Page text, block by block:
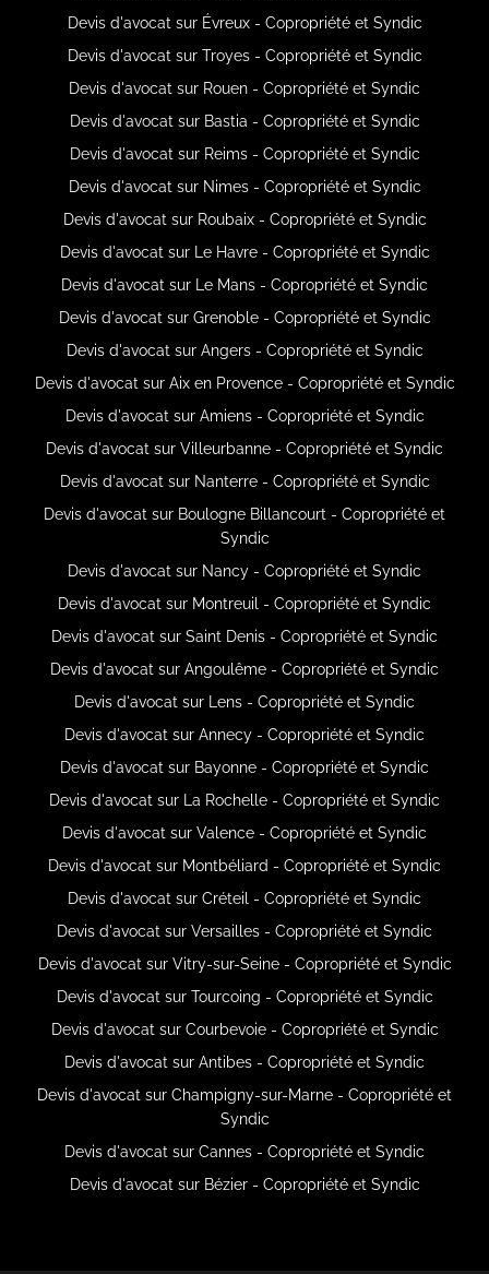
Devis d'avocat sur Évreux - Copropriété et Syndic
Devis d'avocat sur Troyes - Copropriété et Syndic
Devis d'avocat sur Rouen - Copropriété et Syndic
Devis d'avocat sur Bastia - Copropriété et Syndic
Devis d'avocat sur Reims - Copropriété et Syndic
Devis d'avocat sur Nimes - Copropriété et Syndic
Devis d'avocat sur Roubaix - Copropriété et Syndic
Devis d'avocat sur Le Havre - Copropriété et Syndic
Devis d'avocat sur Le Mans - Copropriété et Syndic
Devis d'avocat sur Grenoble - Copropriété et Syndic
Devis d'avocat sur Angers - Copropriété et Syndic
Devis d'avocat sur Aix en Provence - Copropriété et Syndic
Devis d'avocat sur Amiens - Copropriété et Syndic
Devis d'avocat sur Villeurbanne - Copropriété et Syndic
Devis d'avocat sur Nanterre - Copropriété et Syndic
Devis d'avocat sur Boulogne Billancourt - Copropriété et
Syndic
Devis d'avocat sur Nancy - Copropriété et Syndic
Devis d'avocat sur Montreuil - Copropriété et Syndic
Devis d'avocat sur Saint Denis - Copropriété et Syndic
Devis d'avocat sur Angoulême - Copropriété et Syndic
Devis d'avocat sur Lens - Copropriété et Syndic
Devis d'avocat sur Annecy - Copropriété et Syndic
Devis d'avocat sur Bayonne - Copropriété et Syndic
Devis d'avocat sur La Rochelle - Copropriété et Syndic
Devis d'avocat sur Valence - Copropriété et Syndic
Devis d'avocat sur Montbéliard - Copropriété et Syndic
Devis d'avocat sur Créteil - Copropriété et Syndic
Devis d'avocat sur Versailles - Copropriété et Syndic
Devis d'avocat sur Vitry-sur-Seine - Copropriété et Syndic
Devis d'avocat sur Tourcoing - Copropriété et Syndic
Devis d'avocat sur Courbevoie - Copropriété et Syndic
Devis d'avocat sur Antibes - Copropriété et Syndic
Devis d'avocat sur Champigny-sur-Marne - Copropriété et
Syndic
Devis d'avocat sur Cannes - Copropriété et Syndic
Devis d'avocat sur Bézier - Copropriété et Syndic